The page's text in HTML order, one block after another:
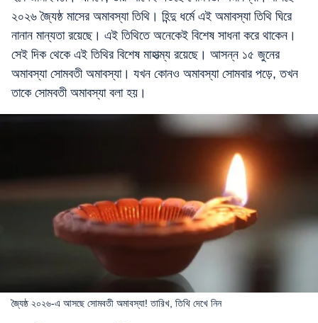
২০২৬ জ্যৈষ্ঠ মাসের অমাবস্যা তিথি। হিন্দু ধর্মে এই অমাবস্যা তিথি ঘিরে
নানান মান্যতা রয়েছে। এই তিথিতে অনেকেই বিশেষ সাধনা করে থাকেন।
সেই দিক থেকে এই তিথির বিশেষ মাহাত্ম্য রয়েছে। আসন্ন ১৫ জুনের
অমাবস্যা সোমবতী অমাবস্যা। যখন কোনও অমাবস্যা সোমবার পড়ে, তখন
তাকে সোমবতী অমাবস্যা বলা হয়।
জ্যৈষ্ঠ ২০২৬-এ আসছে সোমবতী অমাবস্যা! তারিখ, তিথি দেখে নিন